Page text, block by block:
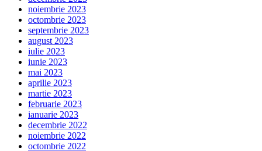
noiembrie 2023
octombrie 2023
septembrie 2023
august 2023
iulie 2023
iunie 2023
mai 2023
aprilie 2023
martie 2023
februarie 2023
ianuarie 2023
decembrie 2022
noiembrie 2022
octombrie 2022